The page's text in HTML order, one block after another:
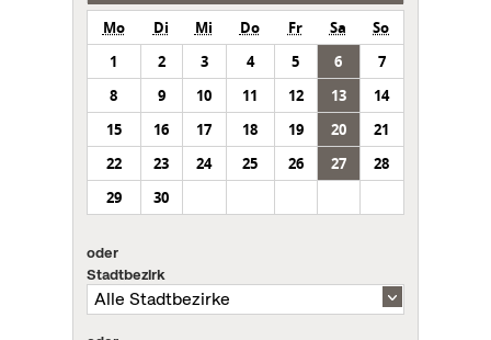
Mo Di Mi Do Fr Sa
So
1
2 3 4 5 6
7
8
9 10 11 12 13
14
15
16 17 18 19 20
21
22
23 24 25 26 27
28
29
30
oder
Stadtbezirk